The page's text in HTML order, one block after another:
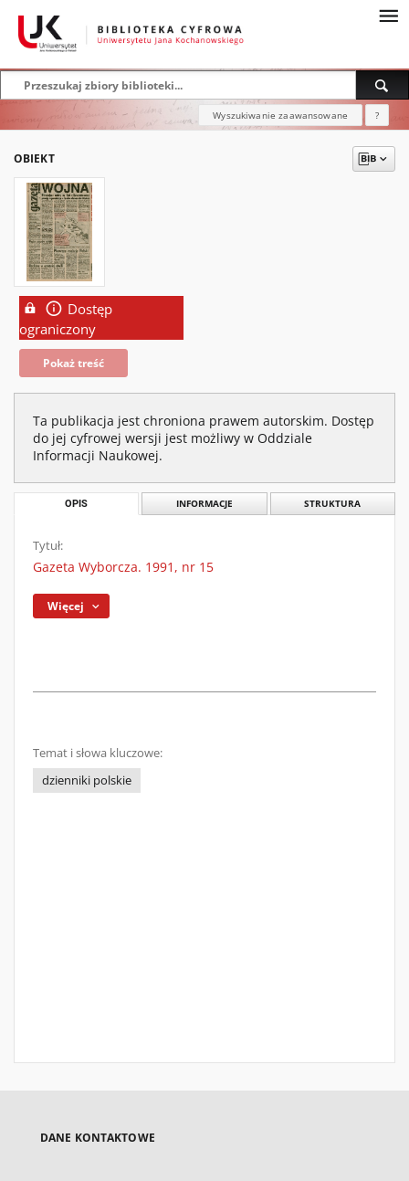
Wyszukiwanie zaawansowane ?
OBIEKT
Dostęp
ograniczony
Pokaż treść
Ta publikacja jest chroniona prawem autorskim. Dostęp
do jej cyfrowej wersji jest możliwy w Oddziale
Informacji Naukowej.
OPIS INFORMACJE STRUKTURA
Tytuł:
Gazeta Wyborcza. 1991, nr 15
Więcej
Temat i słowa kluczowe:
dzienniki polskie
DANE KONTAKTOWE